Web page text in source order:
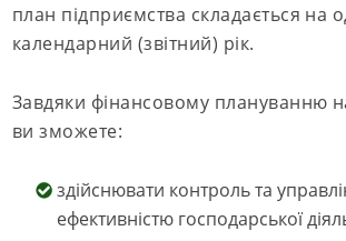
план підприємства складається на
календарний (звітний) рік.
Завдяки фінансовому плануванню
ви зможете:
здійснювати контроль та
ефективністю господарської